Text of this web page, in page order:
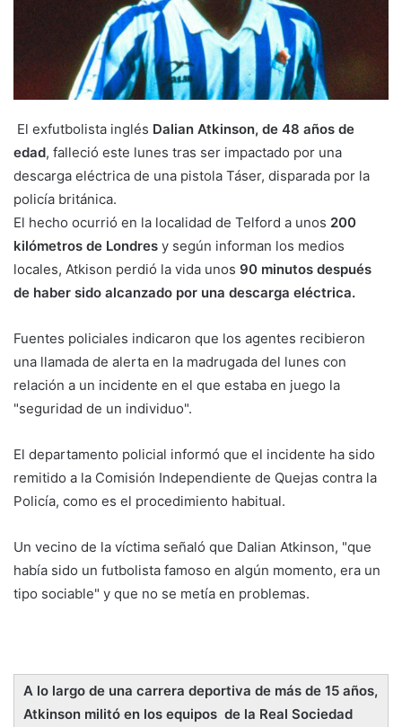
El exfutbolista inglés Dalian Atkinson, de 48 años de
edad, falleció este lunes tras ser impactado por una
descarga eléctrica de una pistola Táser, disparada por la
policía británica.
El hecho ocurrió en la localidad de Telford a unos 200
kilómetros de Londres y según informan los medios
locales, Atkison perdió la vida unos 90 minutos después
de haber sido alcanzado por una descarga eléctrica.
Fuentes policiales indicaron que los agentes recibieron
una llamada de alerta en la madrugada del lunes con
relación a un incidente en el que estaba en juego la
"seguridad de un individuo".
El departamento policial informó que el incidente ha sido
remitido a la Comisión Independiente de Quejas contra la
Policía, como es el procedimiento habitual.
Un vecino de la víctima señaló que Dalian Atkinson, "que
había sido un futbolista famoso en algún momento, era un
tipo sociable" y que no se metía en problemas.
A lo largo de una carrera deportiva de más de 15 años,
Atkinson militó en los equipos de la Real Sociedad